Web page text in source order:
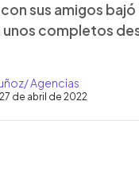
sus amigos bajó
unos completos
Agencias
de abril de 2022